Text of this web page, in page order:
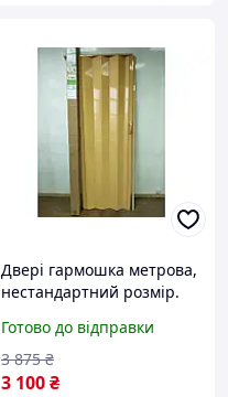
Двері гармошка метрова,
нестандартний розмір.
Міжкімнатні двері
гармошка розмір
90,100см
Готово до відправки
3 100₴
3 875 ₴